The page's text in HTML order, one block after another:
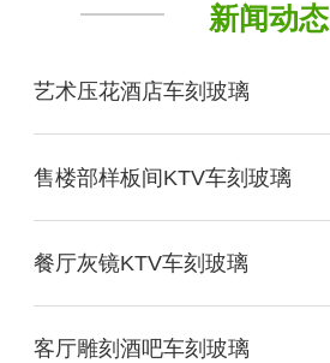
新闻动态
艺术压花酒店车刻玻璃
售楼部样板间KTV车刻玻璃
餐厅灰镜KTV车刻玻璃
客厅雕刻酒吧车刻玻璃